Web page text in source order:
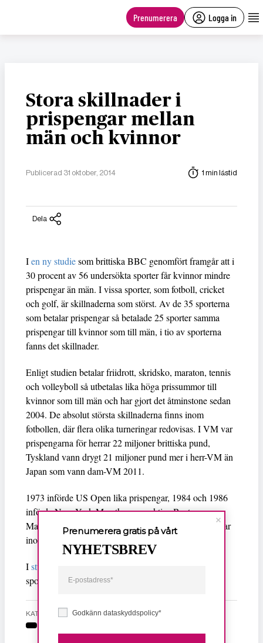
Prenumerera Logga in
Stora skillnader i
prispengar mellan
män och kvinnor
Publicerad 31 oktober, 2014 1 min lästid
Dela
Ien ny studiesom brittiska BBC genomfört framgår att i
30 procent av 56 undersökta sporter får kvinnor mindre
prispengar än män. I vissa sporter, som fotboll, cricket
och golf, är skillnaderna som störst. Av de 35 sporterna
som betalar prispengar så betalade 25 sporter samma
prispengar till kvinnor som till män, i tio av sporterna
fanns det skillnader.
Enligt studien betalar friidrott, skridsko, maraton, tennis
och volleyboll så utbetalas lika höga prissummor till
kvinnor som till män och har gjort det åtminstone sedan
2004. De absolut största skillnaderna finns inom
fotbollen, där flera olika turneringar redovisas. I VM var
prispengarna för herrar 22 miljoner brittiska pund,
Tyskland vann drygt 21 miljoner pund mer i herr-VM än
Japan som vann dam-VM 2011.
1973 införde US Open lika prispengar, 1984 och 1986
införde New York Marathon respektive Boston
Marathon lika prispengar, 1993 infördes lika prispengar
inom friidrott, bland annat.
Istudien kontaktades internationella förbund
sporter varav 51 svarade.
KATEGORI Godkänn dataskyddspolicy*
Prenumerera gratis på vårt
NYHETSBREV